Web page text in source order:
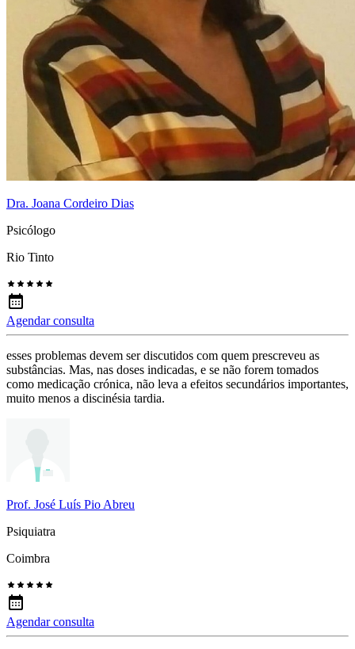
Dra. Joana Cordeiro Dias
Psicólogo
Rio Tinto
Agendar consulta
esses problemas devem ser discutidos com quem prescreveu as
substâncias. Mas, nas doses indicadas, e se não forem tomados
como medicação crónica, não leva a efeitos secundários importantes,
muito menos a discinésia tardia.
Prof. José Luís Pio Abreu
Psiquiatra
Coimbra
Agendar consulta